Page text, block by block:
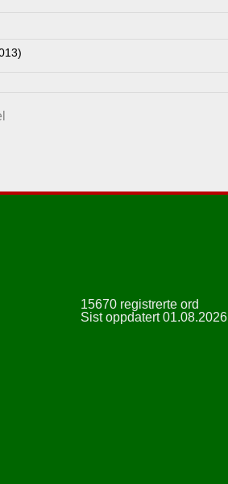
15670 registrerte ord
Sist oppdatert 01.08.2026